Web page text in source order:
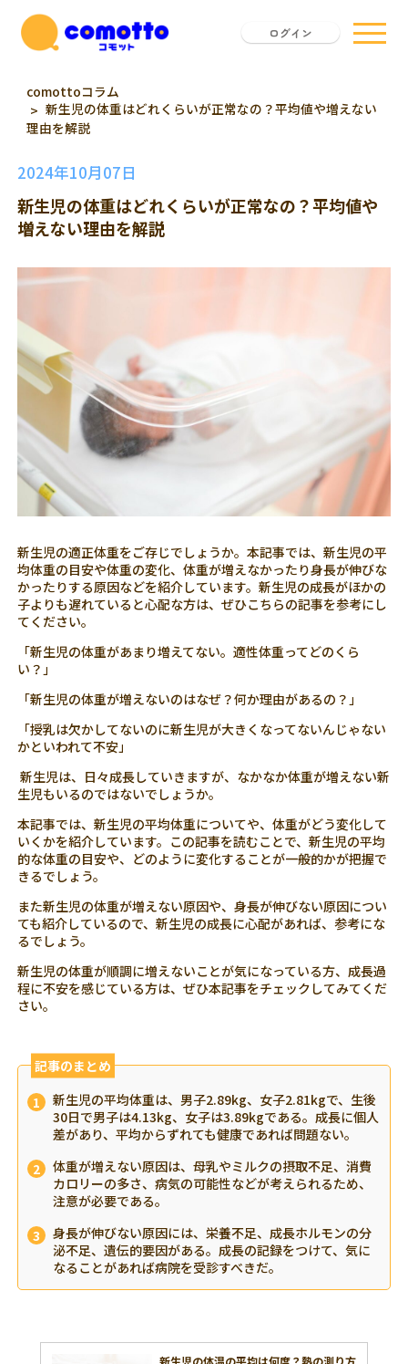
ログイン
comottoコラム
新生児の体重はどれくらいが正常なの？平均値や増えない
理由を解説
2024年10月07日
新生児の体重はどれくらいが正常なの？平均値や
増えない理由を解説
新生児の適正体重をご存じでしょうか。本記事では、新生児の平
均体重の目安や体重の変化、体重が増えなかったり身長が伸びな
かったりする原因などを紹介しています。新生児の成長がほかの
子よりも遅れていると心配な方は、ぜひこちらの記事を参考にし
てください。
「新生児の体重があまり増えてない。適性体重ってどのくら
い？」
「新生児の体重が増えないのはなぜ？何か理由があるの？」
「授乳は欠かしてないのに新生児が大きくなってないんじゃない
かといわれて不安」
新生児は、日々成長していきますが、なかなか体重が増えない新
生児もいるのではないでしょうか。
本記事では、新生児の平均体重についてや、体重がどう変化して
いくかを紹介しています。この記事を読むことで、新生児の平均
的な体重の目安や、どのように変化することが一般的かが把握で
きるでしょう。
また新生児の体重が増えない原因や、身長が伸びない原因につい
ても紹介しているので、新生児の成長に心配があれば、参考にな
るでしょう。
新生児の体重が順調に増えないことが気になっている方、成長過
程に不安を感じている方は、ぜひ本記事をチェックしてみてくだ
さい。
記事のまとめ
新生児の平均体重は、男子2.89kg、女子2.81kgで、生後
30日で男子は4.13kg、女子は3.89kgである。成長に個人
差があり、平均からずれても健康であれば問題ない。
体重が増えない原因は、母乳やミルクの摂取不足、消費
カロリーの多さ、病気の可能性などが考えられるため、
注意が必要である。
身長が伸びない原因には、栄養不足、成長ホルモンの分
泌不足、遺伝的要因がある。成長の記録をつけて、気に
なることがあれば病院を受診すべきだ。
新生児の体温の平均は何度？熱の測り方